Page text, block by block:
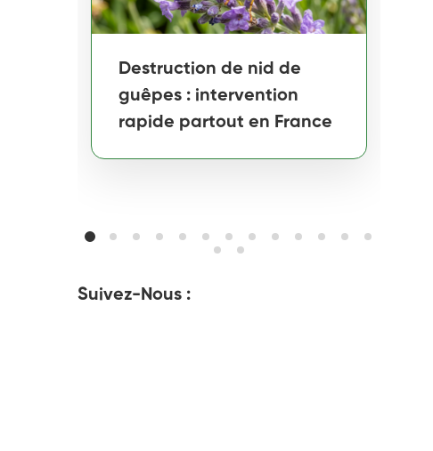
Destruction de nid de
guêpes : intervention
rapide partout en France
Suivez-Nous :